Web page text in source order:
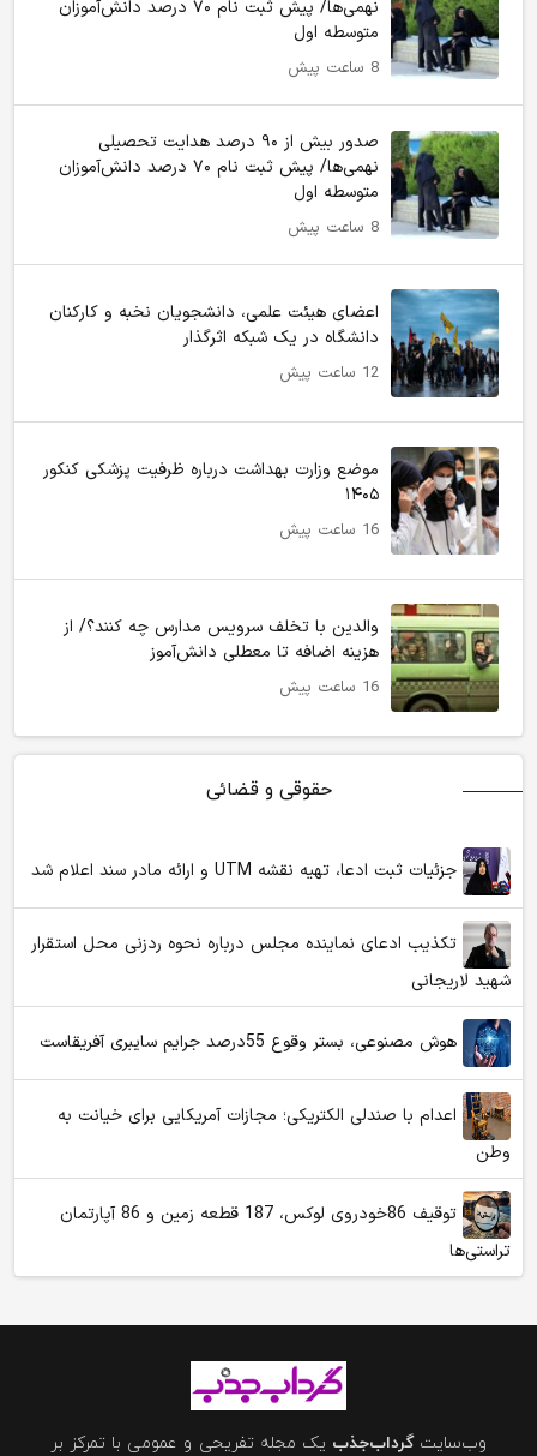
نهمی‌ها/ پیش ثبت نام ۷۰ درصد دانش‌آموزان
متوسطه اول
8 ساعت پیش
صدور بیش از ۹۰ درصد هدایت تحصیلی
نهمی‌ها/ پیش ثبت نام ۷۰ درصد دانش‌آموزان
متوسطه اول
8 ساعت پیش
اعضای هیئت علمی، دانشجویان نخبه و کارکنان
دانشگاه در یک شبکه‌ اثرگذار
12 ساعت پیش
موضع وزارت بهداشت درباره ظرفیت پزشکی کنکور
۱۴۰۵
16 ساعت پیش
والدین با تخلف سرویس مدارس چه کنند؟/ از
هزینه اضافه تا معطلی دانش‌آموز
16 ساعت پیش
حقوقی و قضائی
جزئیات ثبت ادعا، تهیه نقشه UTM و ارائه مادر سند اعلام شد
تکذیب ادعای نماینده مجلس درباره نحوه ردزنی محل استقرار
شهید لاریجانی
هوش مصنوعی، بستر وقوع 55درصد جرایم سایبری آفریقاست
اعدام با صندلی الکتریکی؛ مجازات آمریکایی برای خیانت به
وطن
توقیف 86خودروی لوکس، 187 قطعه زمین و 86 آپارتمان
تراستی‌ها
وب‌سایتگرداب‌جذب یک مجله تفریحی و عمومی با تمرکز بر